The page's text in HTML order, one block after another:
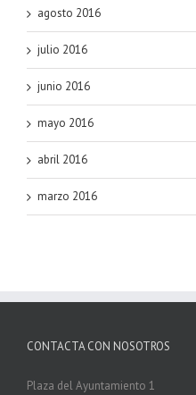
agosto 2016
julio 2016
junio 2016
mayo 2016
abril 2016
marzo 2016
CONTACTA CON NOSOTROS
Plaza del Ayuntamiento 1